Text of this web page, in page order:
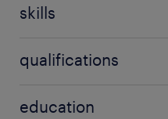
skills
szerszámmódosítás
qualifications
education